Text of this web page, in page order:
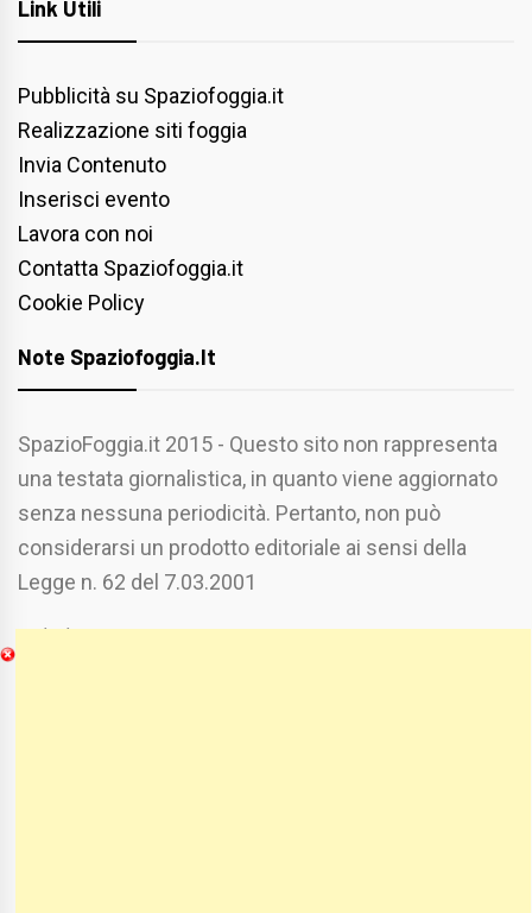
Link Utili
Pubblicità su Spaziofoggia.it
Realizzazione siti foggia
Invia Contenuto
Inserisci evento
Lavora con noi
Contatta Spaziofoggia.it
Cookie Policy
Note Spaziofoggia.it
SpazioFoggia.it 2015 - Questo sito non rappresenta
una testata giornalistica, in quanto viene aggiornato
senza nessuna periodicità. Pertanto, non può
considerarsi un prodotto editoriale ai sensi della
Legge n. 62 del 7.03.2001
Chi Siamo